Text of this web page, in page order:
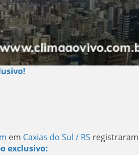
em Caxias do Sul / RS
exclusivo: